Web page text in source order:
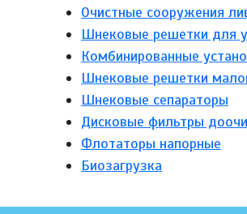
Очистные сооружения
Шнековые решетки для
Комбинированные
Шнековые решетки
Шнековые сепараторы
Дисковые фильтры
Флотаторы напорные
Биозагрузка